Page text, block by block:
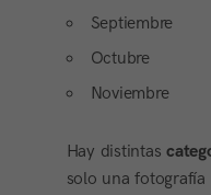
Septiembre
Octubre
Noviembre
Hay distintas
solo una